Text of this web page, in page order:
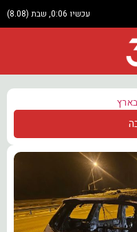
עכשיו 0:06, שבת (8.08)